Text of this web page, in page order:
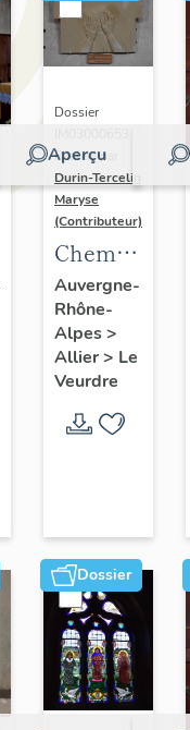
Aperçu
Dossier
Réalisé par
Durin-Tercelin
Maryse
(Contributeur)
Chemin
de croix
Auvergne-
Rhône-
Alpes>
Allier> Le
Veurdre
Dossier